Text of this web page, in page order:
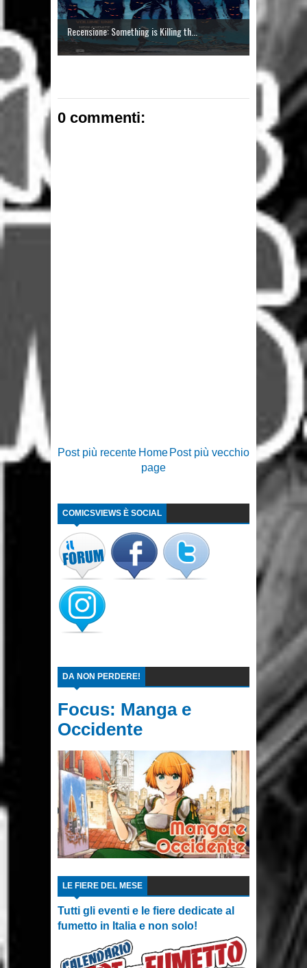
Recensione: Something is Killing th...
0 commenti:
Post più recente Post più vecchio
Home
page
COMICSVIEWS È SOCIAL
DA NON PERDERE!
Focus: Manga e
Occidente
LE FIERE DEL MESE
Tutti gli eventi e le fiere dedicate al
fumetto in Italia e non solo!